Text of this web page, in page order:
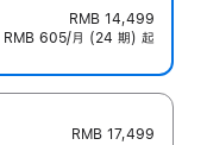
RMB 14,499
RMB 605/月 (24 期) 起
RMB 17,499